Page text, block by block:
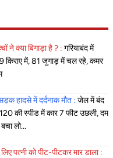
ने क्या बिगाड़ा है ? : गरियाबंद में
किराए में, 81 जुगाड़ में चल रहे, कमर
हादसे में दर्दनाक मौत : जेल में बंद
की स्पीड में कार 7 फीट उछली, दम
लो...
पत्नी को पीट-पीटकर मार डाला :